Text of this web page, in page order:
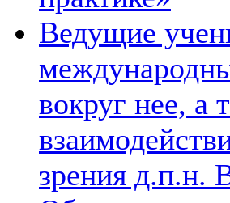
Ведущие
вокруг нее, а
зрения д.п.н.